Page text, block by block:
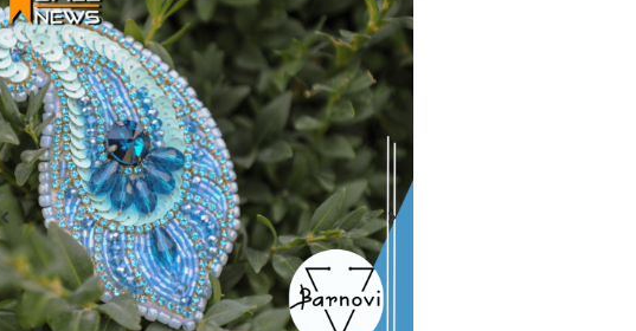
შეთავაზება
ვილა პარკ გორი • Villa Park Gori